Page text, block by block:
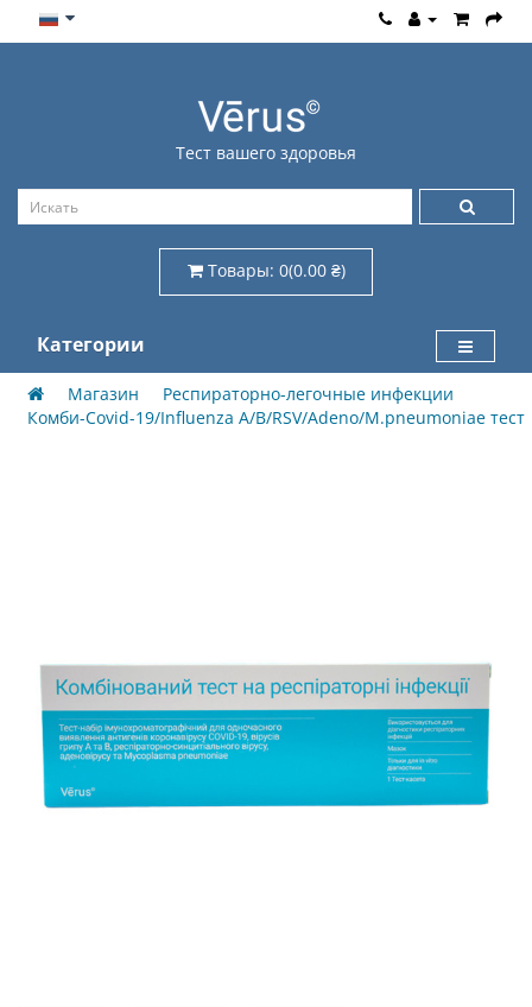
Тест вашего здоровья
Товары: 0(0.00 ₴)
Категории
Магазин
Респираторно-легочные инфекции
Комби-Covid-19/Influenza A/B/RSV/Adeno/M.pneumoniae тест